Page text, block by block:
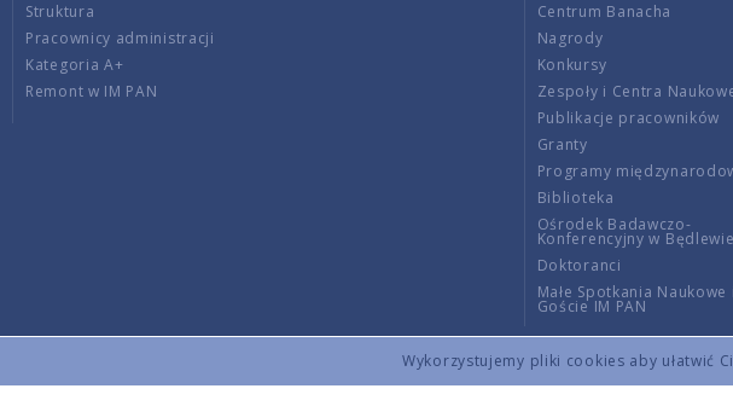
Wykorzystujemy pliki cookies aby ułatwić
Struktura
Pracownicy administracji
Kategoria A+
Remont w IM PAN
Centrum Banacha
Nagrody
Konkursy
Zespoły i Centra
Publikacje pracowników
Granty
Programy
Biblioteka
Ośrodek Badawczo-
Konferencyjny w Będlewie
Doktoranci
Małe Spotkania Naukowe i
Goście IM PAN